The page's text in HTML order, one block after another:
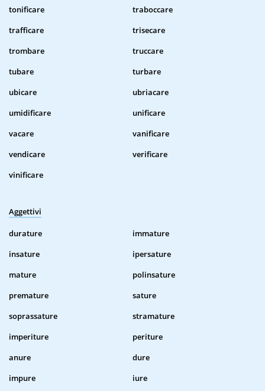
tonificare
traboccare
trafficare
trisecare
trombare
truccare
tubare
turbare
ubicare
ubriacare
umidificare
unificare
vacare
vanificare
vendicare
verificare
vinificare
Aggettivi
durature
immature
insature
ipersature
mature
polinsature
premature
sature
soprassature
stramature
imperiture
periture
anure
dure
impure
iure